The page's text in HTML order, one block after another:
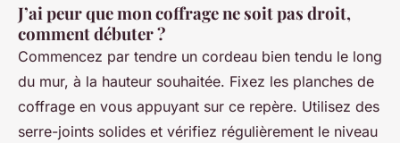
J’ai peur que mon coffrage ne soit pas droit,
comment débuter ?
Commencez par tendre un cordeau bien tendu le long
du mur, à la hauteur souhaitée. Fixez les planches de
coffrage en vous appuyant sur ce repère. Utilisez des
serre-joints solides et vérifiez régulièrement le niveau